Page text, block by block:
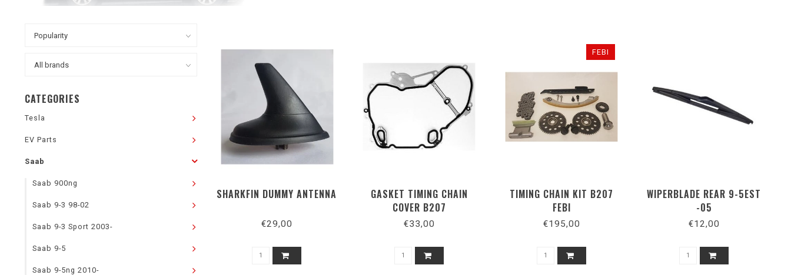
CATEGORIES
Tesla
EV Parts
Saab
Saab 900ng
Saab 9-3 98-02
Saab 9-3 Sport 2003-
Saab 9-5
Saab 9-5ng 2010-
SHARKFIN DUMMY ANTENNA
€29,00
GASKET TIMING CHAIN
COVER B207
€33,00
FEBI
TIMING CHAIN KIT B207
FEBI
€195,00
WIPERBLADE REAR 9-5EST
-05
€12,00